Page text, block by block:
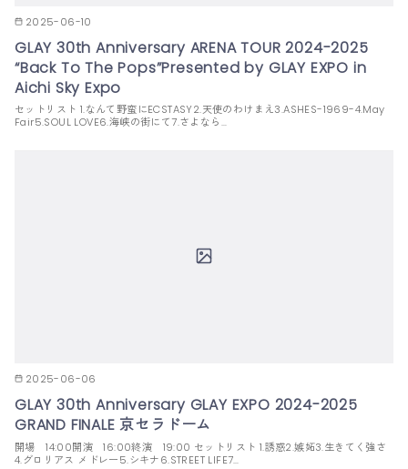
2025-06-10
GLAY 30th Anniversary ARENA TOUR 2024-2025
“Back To The Pops”Presented by GLAY EXPO in
Aichi Sky Expo
セットリスト 1.なんて野蛮にECSTASY2.天使のわけまえ3.ASHES-1969-4.May
Fair5.SOUL LOVE6.海峡の街にて7.さよなら…
2025-06-06
GLAY 30th Anniversary GLAY EXPO 2024-2025
GRAND FINALE 京セラドーム
開場 14:00開演 16:00終演 19:00 セットリスト 1.誘惑2.嫉妬3.生きてく強さ
4.グロリアス メドレー5.シキナ6.STREET LIFE7…